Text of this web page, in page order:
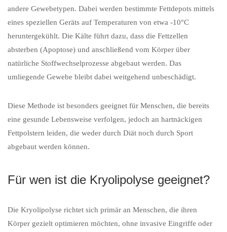
andere Gewebetypen. Dabei werden bestimmte Fettdepots mittels
eines speziellen Geräts auf Temperaturen von etwa -10°C
heruntergekühlt. Die Kälte führt dazu, dass die Fettzellen
absterben (Apoptose) und anschließend vom Körper über
natürliche Stoffwechselprozesse abgebaut werden. Das
umliegende Gewebe bleibt dabei weitgehend unbeschädigt.
Diese Methode ist besonders geeignet für Menschen, die bereits
eine gesunde Lebensweise verfolgen, jedoch an hartnäckigen
Fettpolstern leiden, die weder durch Diät noch durch Sport
abgebaut werden können.
Für wen ist die Kryolipolyse geeignet?
Die Kryolipolyse richtet sich primär an Menschen, die ihren
Körper gezielt optimieren möchten, ohne invasive Eingriffe oder